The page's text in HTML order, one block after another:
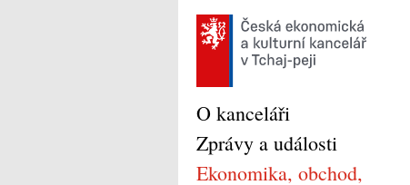
O kanceláři
Zprávy a události
Ekonomika, obchod,